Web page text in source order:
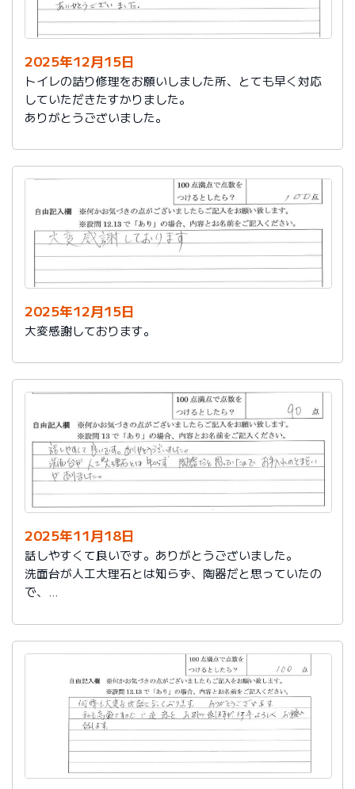
今後は、このような規模の修繕を行うことはおそらく起
こらず、小さな小さな修繕になろうかと思いますが、そ
の折は中田様、渡辺様にお願いさせていただくつもりで
おります。とても素晴らしい社員様です。
寒さもひとしお厳しい折でございますので、社長様、社
員の皆様にはどうぞくれぐれもご自愛くださいますよう
お祈り申し上げます。
敬具
2025年12月15日
トイレの詰り修理をお願いしました所、とても早く対応
していただきたすかりました。
ありがとうございました。
2025年12月15日
大変感謝しております。
2025年11月18日
話しやすくて良いです。ありがとうございました。
洗面台が人工大理石とは知らず、陶器だと思っていたの
で、